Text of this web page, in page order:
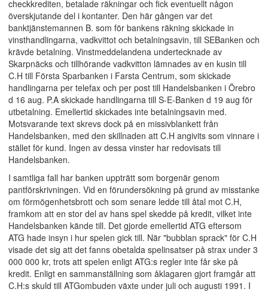
checkkrediten, betalade räkningar och fick eventuellt någon
överskjutande del i kontanter. Den här gången var det
banktjänstemannen B. som för bankens räkning skickade in
vinsthandlingarna, vadkvittot och betalningsavin, till SEBanken och
krävde betalning. Vinstmeddelandena undertecknade av
Skarpnäcks och tillhörande vadkvitton lämnades av en kusin till
C.H till Första Sparbanken i Farsta Centrum, som skickade
handlingarna per telefax och per post till Handelsbanken i Örebro
d 16 aug. P.A skickade handlingarna till S-E-Banken d 19 aug för
utbetalning. Emellertid skickades inte betalningsavin med.
Motsvarande text skrevs dock på en missivblankett från
Handelsbanken, med den skillnaden att C.H angivits som vinnare i
stället för kund. Ingen av dessa vinster har redovisats till
Handelsbanken.
I samtliga fall har banken uppträtt som borgenär genom
pantförskrivningen. Vid en förundersökning på grund av misstanke
om förmögenhetsbrott och som senare ledde till åtal mot C.H,
framkom att en stor del av hans spel skedde på kredit, vilket inte
Handelsbanken kände till. Det gjorde emellertid ATG eftersom
ATG hade insyn i hur spelen gick till. När "bubblan sprack" för C.H
visade det sig att det fanns obetalda spelinsatser på strax under 3
000 000 kr, trots att spelen enligt ATG:s regler inte får ske på
kredit. Enligt en sammanställning som åklagaren gjort framgår att
C.H:s skuld till ATGombuden växte under juli och augusti 1991. I